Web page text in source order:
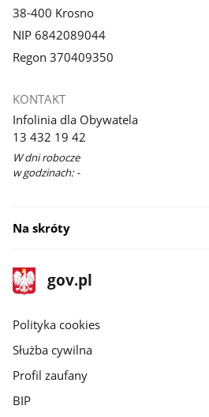
38-400 Krosno
NIP 6842089044
Regon 370409350
KONTAKT
Infolinia dla Obywatela
13 432 19 42
W dni robocze
w godzinach: -
Na skróty
stopka
gov.pl
Strona
gov.pl
gov.pl
Polityka cookies
Służba cywilna
Profil zaufany
BIP